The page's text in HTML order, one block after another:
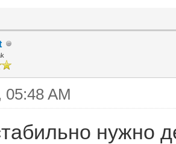
05:48 AM
нужно